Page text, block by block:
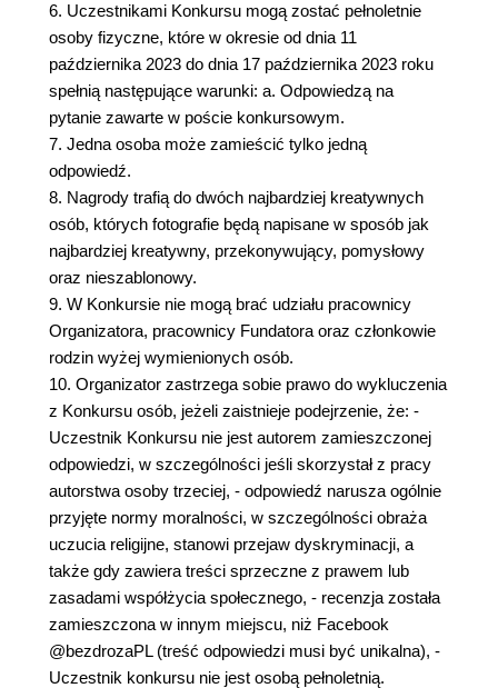
6. Uczestnikami Konkursu mogą zostać pełnoletnie
osoby fizyczne, które w okresie od dnia 11
października 2023 do dnia 17 października 2023 roku
spełnią następujące warunki: a. Odpowiedzą na
pytanie zawarte w poście konkursowym.
7. Jedna osoba może zamieścić tylko jedną
odpowiedź.
8. Nagrody trafią do dwóch najbardziej kreatywnych
osób, których fotografie będą napisane w sposób jak
najbardziej kreatywny, przekonywujący, pomysłowy
oraz nieszablonowy.
9. W Konkursie nie mogą brać udziału pracownicy
Organizatora, pracownicy Fundatora oraz członkowie
rodzin wyżej wymienionych osób.
10. Organizator zastrzega sobie prawo do wykluczenia
z Konkursu osób, jeżeli zaistnieje podejrzenie, że: -
Uczestnik Konkursu nie jest autorem zamieszczonej
odpowiedzi, w szczególności jeśli skorzystał z pracy
autorstwa osoby trzeciej, - odpowiedź narusza ogólnie
przyjęte normy moralności, w szczególności obraża
uczucia religijne, stanowi przejaw dyskryminacji, a
także gdy zawiera treści sprzeczne z prawem lub
zasadami współżycia społecznego, - recenzja została
zamieszczona w innym miejscu, niż Facebook
@bezdrozaPL (treść odpowiedzi musi być unikalna), -
Uczestnik konkursu nie jest osobą pełnoletnią.